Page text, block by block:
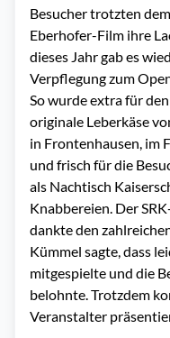
Besucher trotzten
Eberhofer-Film ihre
dieses Jahr gab es
Verpflegung zum
So wurde extra für
originale Leberkäse
in Frontenhausen, im
und frisch für die
als Nachtisch
Knabbereien. Der
dankte den
Kümmel sagte, dass
mitgespielte und die
belohnte. Trotzdem
Veranstalter